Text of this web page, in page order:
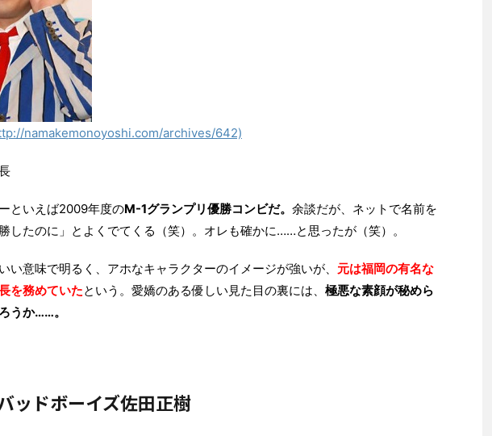
namakemonoyoshi.com/archives/642)
といえば2009年度のM-1グランプリ優勝コンビだ。 余談だが、ネットで名前を
したのに」とよくでてくる（笑）。オレも確かに……と思ったが（笑）。
い意味で明るく、アホなキャラクターのイメージが強いが、 元は福岡の有名な
を務めていたという。愛嬌のある優しい見た目の裏には、 極悪な素顔が秘めら
うか……。
ドボーイズ佐田正樹